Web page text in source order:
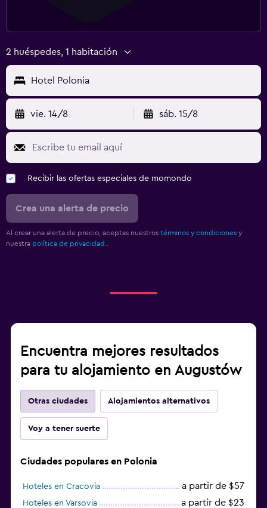
2 huéspedes, 1 habitación
Hotel Polonia
vie. 14/8 sáb. 15/8
Recibir las ofertas especiales de momondo
Crea una alerta de precio
Al crear una alerta de precio, aceptas nuestros términos y condiciones y
nuestra política de privacidad.
Encuentra mejores resultados
para tu alojamiento en Augustów
Otras ciudades Alojamientos alternativos
Voy a tener suerte
Ciudades populares en Polonia
Hoteles en Cracovia a partir de $57
Hoteles en Varsovia a partir de $23